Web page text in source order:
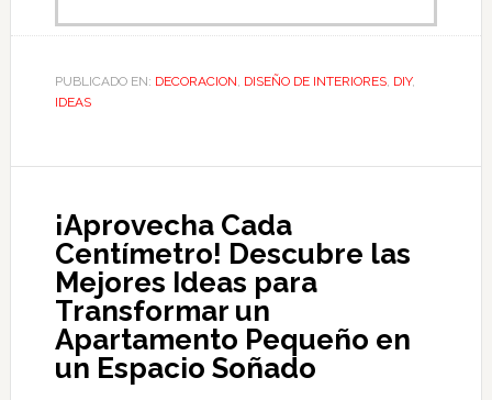
PUBLICADO EN: DECORACION DISEÑO DE INTERIORES, DIY,
IDEAS
¡Aprovecha Cada
Centímetro! Descubre las
Mejores Ideas para
Transformar un
Apartamento Pequeño en
un Espacio Soñado